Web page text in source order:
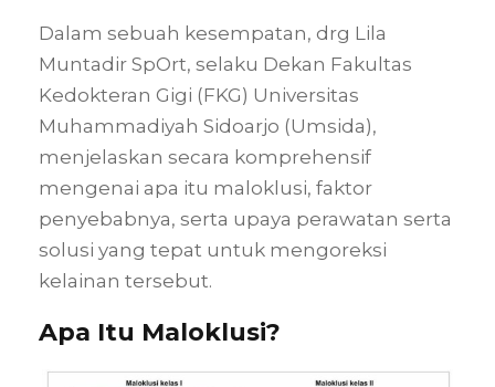
Dalam sebuah kesempatan, drg Lila
Muntadir SpOrt, selaku Dekan Fakultas
Kedokteran Gigi (FKG) Universitas
Muhammadiyah Sidoarjo (Umsida),
menjelaskan secara komprehensif
mengenai apa itu maloklusi, faktor
penyebabnya, serta upaya perawatan serta
solusi yang tepat untuk mengoreksi
kelainan tersebut.
Apa Itu Maloklusi?